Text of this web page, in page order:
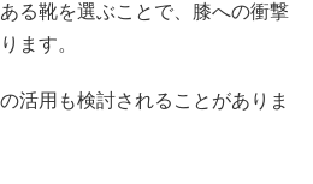
る靴を選ぶことで、膝への衝撃
ます。
活用も検討されることがありま